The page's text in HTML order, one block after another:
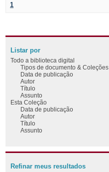
1
Listar por
Todo a biblioteca digital
Tipos de documento & Coleções
Data de publicação
Autor
Título
Assunto
Esta Coleção
Data de publicação
Autor
Título
Assunto
Refinar meus resultados